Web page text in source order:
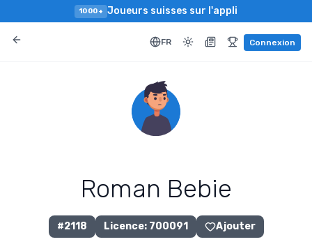
1000+ Joueurs suisses sur l'appli
FR Connexion
Roman Bebie
#2118 Licence: 700091 Ajouter